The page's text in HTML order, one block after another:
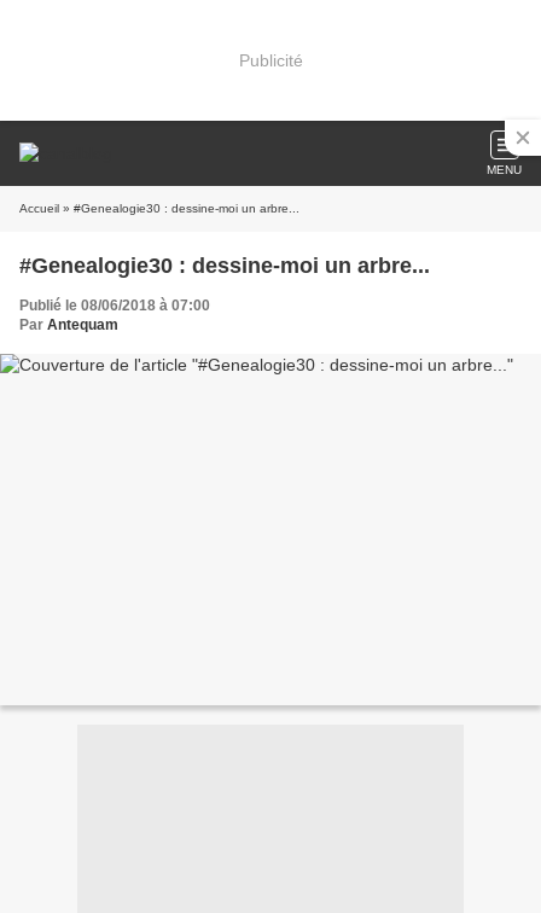
Publicité
MENU
Accueil » #Genealogie30 : dessine-moi un arbre...
#Genealogie30 : dessine-moi un arbre...
Publié le 08/06/2018 à 07:00
Par Antequam